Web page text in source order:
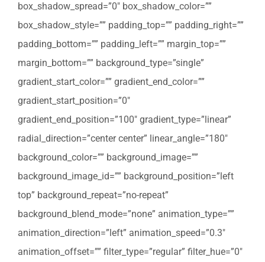
box_shadow_spread=”0″ box_shadow_color=””
box_shadow_style=”” padding_top=”” padding_right=””
padding_bottom=”” padding_left=”” margin_top=””
margin_bottom=”” background_type=”single”
gradient_start_color=”” gradient_end_color=””
gradient_start_position=”0″
gradient_end_position=”100″ gradient_type=”linear”
radial_direction=”center center” linear_angle=”180″
background_color=”” background_image=””
background_image_id=”” background_position=”left
top” background_repeat=”no-repeat”
background_blend_mode=”none” animation_type=””
animation_direction=”left” animation_speed=”0.3″
animation_offset=”” filter_type=”regular” filter_hue=”0″